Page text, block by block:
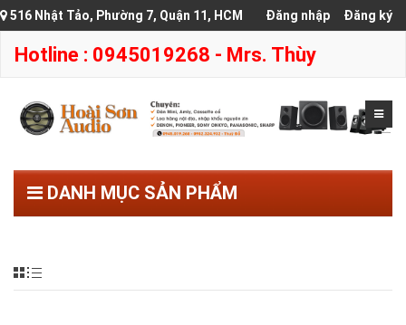
516 Nhật Tảo, Phường 7, Quận 11, HCM Đăng nhập Đăng ký
Hotline : 0945019268 - Mrs. Thùy
DANH MỤC SẢN PHẨM